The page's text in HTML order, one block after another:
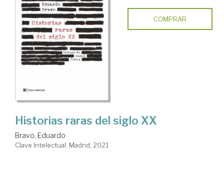
COMPRAR
Historias raras del siglo XX
Bravo, Eduardo
Clave Intelectual. Madrid, 2021